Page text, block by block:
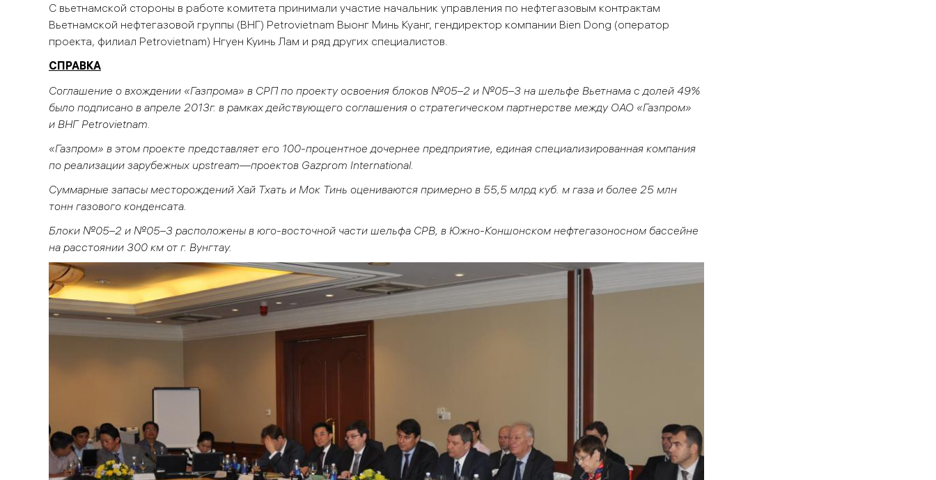
С вьетнамской стороны в работе комитета принимали участие начальник управления по нефтегазовым контрактам
Вьетнамской нефтегазовой группы (ВНГ) Petrovietnam Выонг Минь Куанг, гендиректор компании Bien Dong (оператор
проекта, филиал Petrovietnam) Нгуен Куинь Лам и ряд других специалистов.
СПРАВКА
Соглашение о вхождении «Газпрома» в СРП по проекту освоения блоков №05–2 и №05–3 на шельфе Вьетнама с долей 49%
было подписано в апреле 2013г. в рамках действующего соглашения о стратегическом партнерстве между ОАО «Газпром»
и ВНГ Petrovietnam.
«Газпром» в этом проекте представляет его 100-процентное дочернее предприятие, единая специализированная компания
по реализации зарубежных upstream—проектов Gazprom International.
Суммарные запасы месторождений Хай Тхать и Мок Тинь оцениваются примерно в 55,5 млрд куб. м газа и более 25 млн
тонн газового конденсата.
Блоки №05–2 и №05–3 расположены в юго-восточной части шельфа СРВ, в Южно-Коншонском нефтегазоносном бассейне
на расстоянии 300 км от г. Вунгтау.